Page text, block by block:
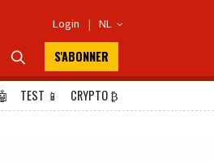
Login | NL 
 S'ABONNER
TEST 📱 CRYPTO₿